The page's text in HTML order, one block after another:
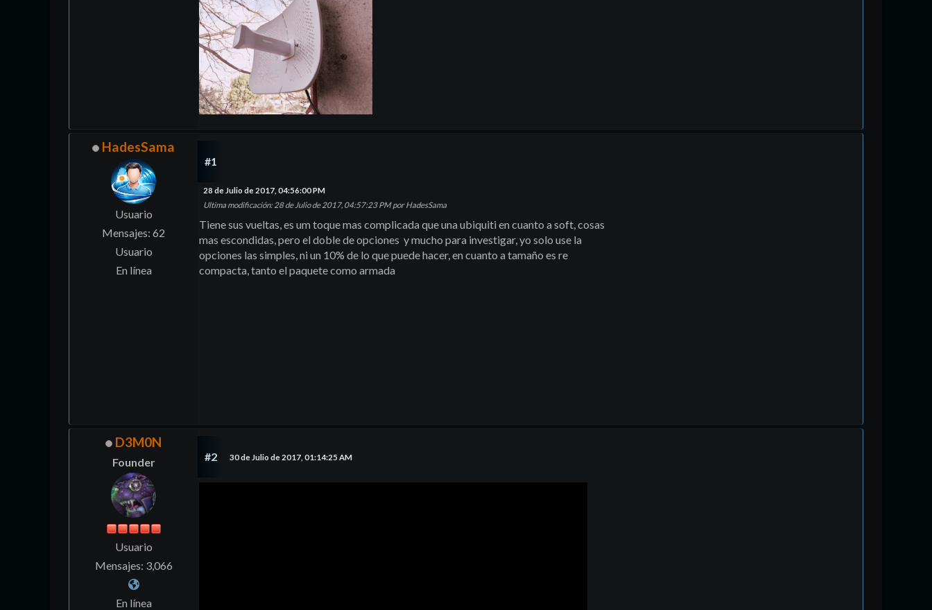
HadesSama
Usuario
Mensajes: 62
Usuario
En línea
#1
28 de Julio de 2017, 04:56:00 PM
Ultima modificación: 28 de Julio de 2017, 04:57:23 PM por HadesSama
Tiene sus vueltas, es um toque mas complicada que una ubiquiti en cuanto a soft, cosas
mas escondidas, pero el doble de opciones y mucho para investigar, yo solo use la
opciones las simples, ni un 10% de lo que puede hacer, en cuanto a tamaño es re
compacta, tanto el paquete como armada
D3M0N
Founder
Usuario
Mensajes: 3,066
En línea
#2 30 de Julio de 2017, 01:14:25 AM